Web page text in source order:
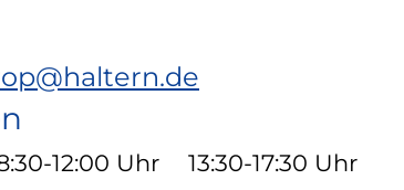
in
Fenster)
12:00 Uhr
13:30-17:30 Uhr